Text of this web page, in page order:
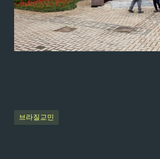
브라질교민